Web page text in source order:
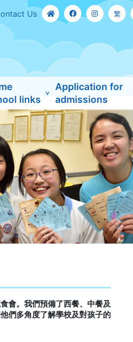
Us 繁
links
Application for
admissions
會。我們預備了西餐、中餐及
們多角度了解學校及對孩子的